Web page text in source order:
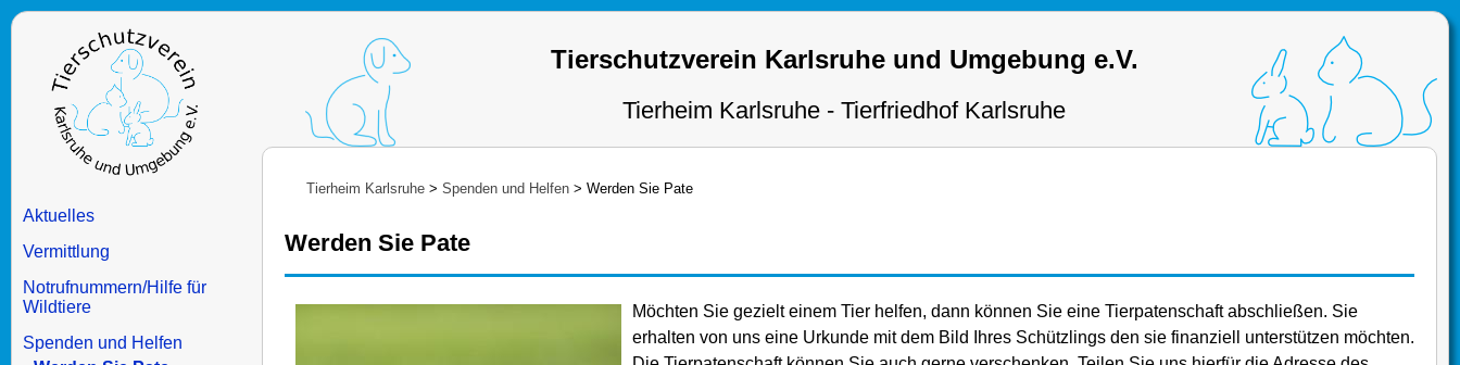
Tierschutzverein Karlsruhe und Umgebung e.V.
Tierheim Karlsruhe - Tierfriedhof Karlsruhe
Aktuelles
Vermittlung
Notrufnummern/Hilfe für
Wildtiere
Spenden und Helfen
Tierheim Karlsruhe > Spenden und Helfen > Werden Sie Pate
Werden Sie Pate
Möchten Sie gezielt einem Tier helfen, dann können Sie eine Tierpatenschaft abschließen. Sie
erhalten von uns eine Urkunde mit dem Bild Ihres Schützlings den sie finanziell unterstützen möchten.